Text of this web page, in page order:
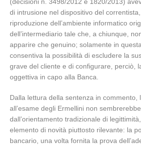
di intrusione nel dispositivo del correntista,
riproduzione dell’ambiente informatico
dell’intermediario tale che, a chiunque,
apparire che genuino; solamente in
consentiva la possibilità di escludere la
grave del cliente e di configurare, perciò,
oggettiva in capo alla Banca.
Dalla lettura della sentenza in commento,
all’esame degli Ermellini non
dall’orientamento tradizionale di
elemento di novità piuttosto rilevante: la
bancario, una volta fornita la prova